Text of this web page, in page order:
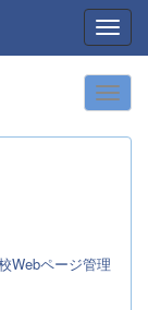
Webページ管理